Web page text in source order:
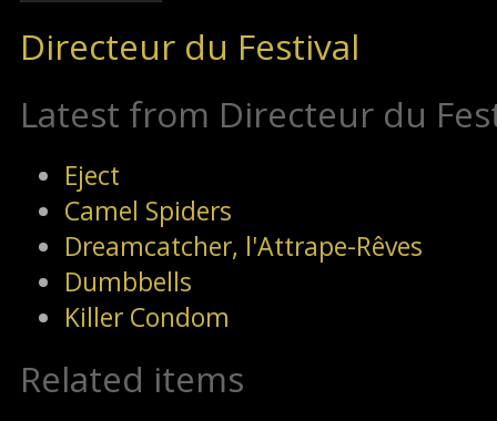
Directeur du Festival
Latest from Directeur du
Eject
Camel Spiders
Dreamcatcher, l'Attrape-Rêves
Dumbbells
Killer Condom
Related items